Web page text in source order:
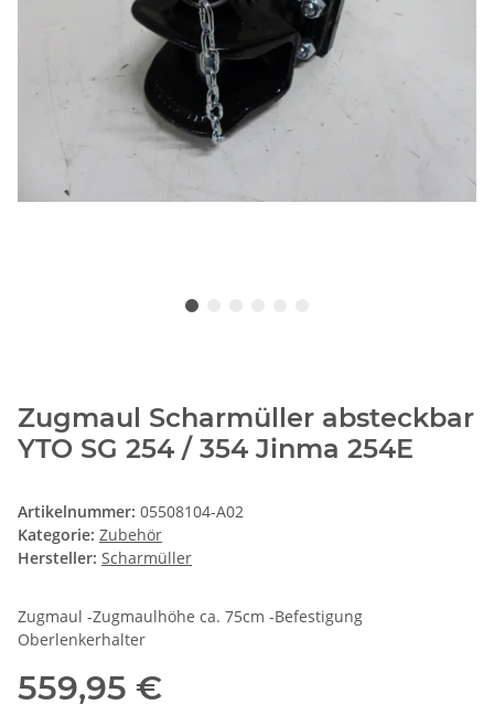
Zugmaul Scharmüller absteckbar
YTO SG 254 / 354 Jinma 254E
Artikelnummer: 05508104-A02
Kategorie: Zubehör
Hersteller: Scharmüller
Zugmaul -Zugmaulhöhe ca. 75cm -Befestigung
Oberlenkerhalter
559,95 €